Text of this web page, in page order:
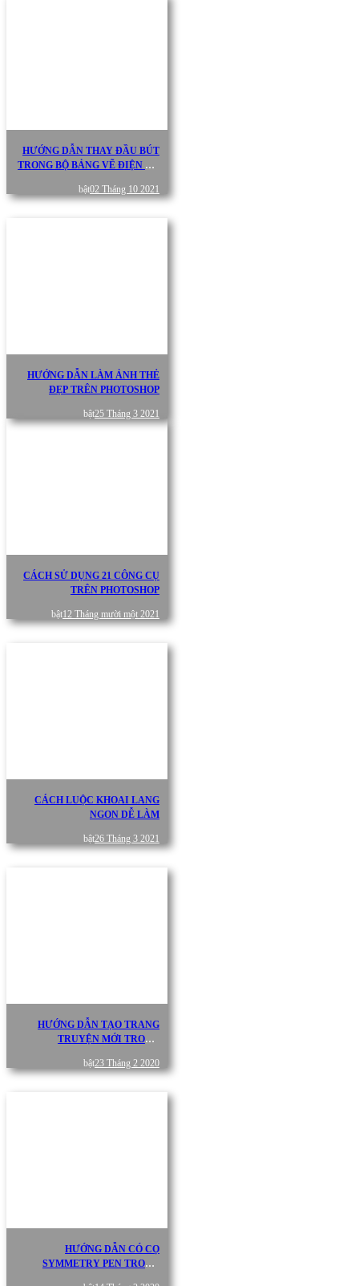
HƯỚNG DẪN THAY ĐẦU BÚT
TRONG BỘ BẢNG VẼ ĐIỆN TỬ
bật02 Tháng 10 2021
HƯỚNG DẪN LÀM ẢNH THẺ
ĐẸP TRÊN PHOTOSHOP
bật25 Tháng 3 2021
CÁCH SỬ DỤNG 21 CÔNG CỤ
TRÊN PHOTOSHOP
bật12 Tháng mười một 2021
CÁCH LUỘC KHOAI LANG
NGON DỄ LÀM
bật26 Tháng 3 2021
HƯỚNG DẪN TẠO TRANG
TRUYỆN MỚI TRONG
bật23 Tháng 2 2020
HƯỚNG DẪN CÓ CỌ
SYMMETRY PEN TRONG